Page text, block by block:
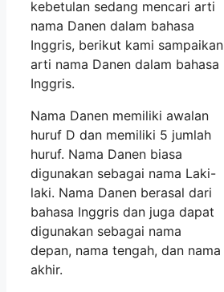
kebetulan sedang mencari arti
nama Danen dalam bahasa
Inggris, berikut kami sampaikan
arti nama Danen dalam bahasa
Inggris.
Nama Danen memiliki awalan
huruf D dan memiliki 5 jumlah
huruf. Nama Danen biasa
digunakan sebagai nama Laki-
laki. Nama Danen berasal dari
bahasa Inggris dan juga dapat
digunakan sebagai nama
depan, nama tengah, dan nama
akhir.